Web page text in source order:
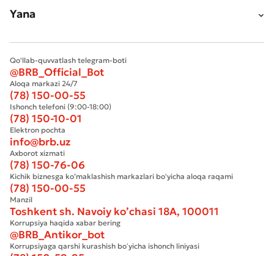
Yana
Qo'llab-quvvatlash telegram-boti
@BRB_Official_Bot
Aloqa markazi 24/7
(78) 150-00-55
Ishonch telefoni (9:00-18:00)
(78) 150-10-01
Elektron pochta
info@brb.uz
Axborot xizmati
(78) 150-76-06
Kichik biznesga ko’maklashish markazlari bo'yicha aloqa raqami
(78) 150-00-55
Manzil
Toshkent sh. Navoiy ko’chasi 18А, 100011
Korrupsiya haqida xabar bering
@BRB_Antikor_bot
Korrupsiyaga qarshi kurashish boʻyicha ishonch liniyasi